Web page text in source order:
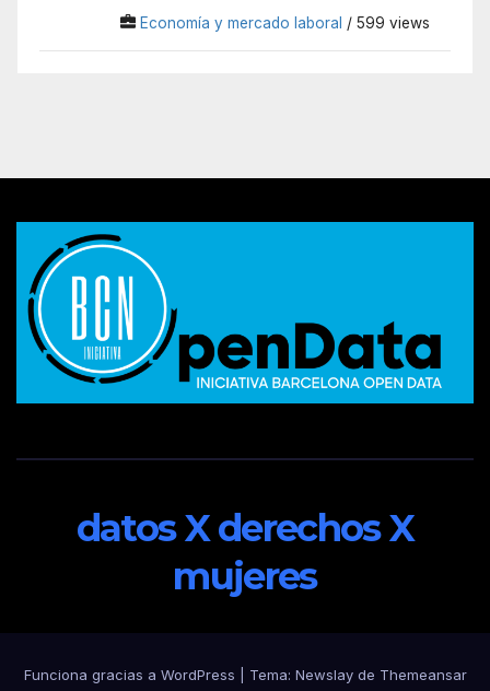
Economía y mercado laboral / 599 views
datos X derechos X
mujeres
Funciona gracias a WordPress Tema: Newslayde Themeansar